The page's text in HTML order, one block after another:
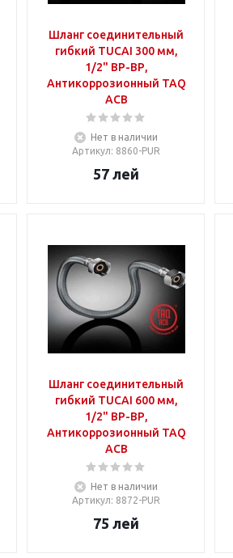
Шланг соединительный
гибкий TUCAI 300 мм,
1/2" ВР-ВР,
Антикоррозионный TAQ
ACB
Нет в наличии
Артикул: 8860-PUR
57 лей
Шланг соединительный
гибкий TUCAI 600 мм,
1/2" ВР-ВР,
Антикоррозионный TAQ
ACB
Нет в наличии
Артикул: 8872-PUR
75 лей